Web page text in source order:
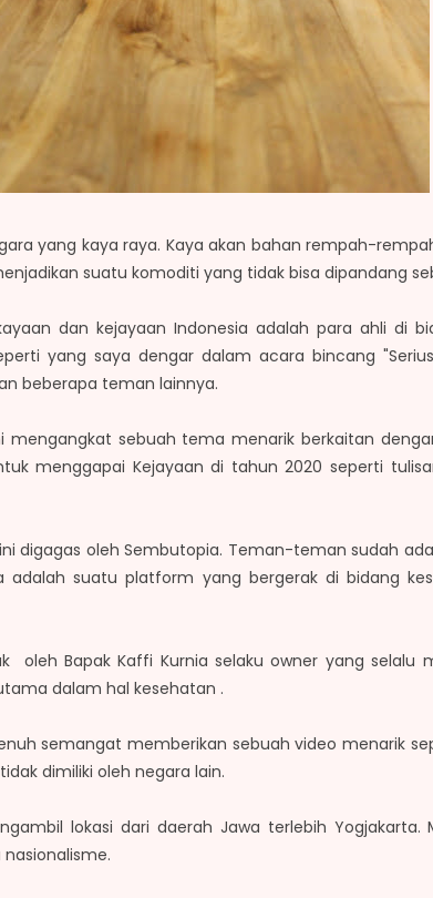
yang kaya raya. Kaya akan bahan rempah-
suatu komoditi yang tidak bisa dipandang
dan kejayaan Indonesia adalah para ahli di
yang saya dengar dalam acara bincang
beberapa teman lainnya.
mengangkat sebuah tema menarik berkaitan
menggapai Kejayaan di tahun 2020 seperti
digagas oleh Sembutopia. Teman-teman sudah
adalah suatu platform yang bergerak di bidang
oleh Bapak Kaffi Kurnia selaku owner yang selalu
dalam hal kesehatan .
semangat memberikan sebuah video menarik
dimiliki oleh negara lain.
lokasi dari daerah Jawa terlebih